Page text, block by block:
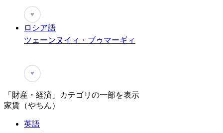
♥
ロシア語
ツェーンヌイィ・ブゥマーギィ
♥
「財産・経済」カテゴリの一部を表示
家賃（やちん）
英語